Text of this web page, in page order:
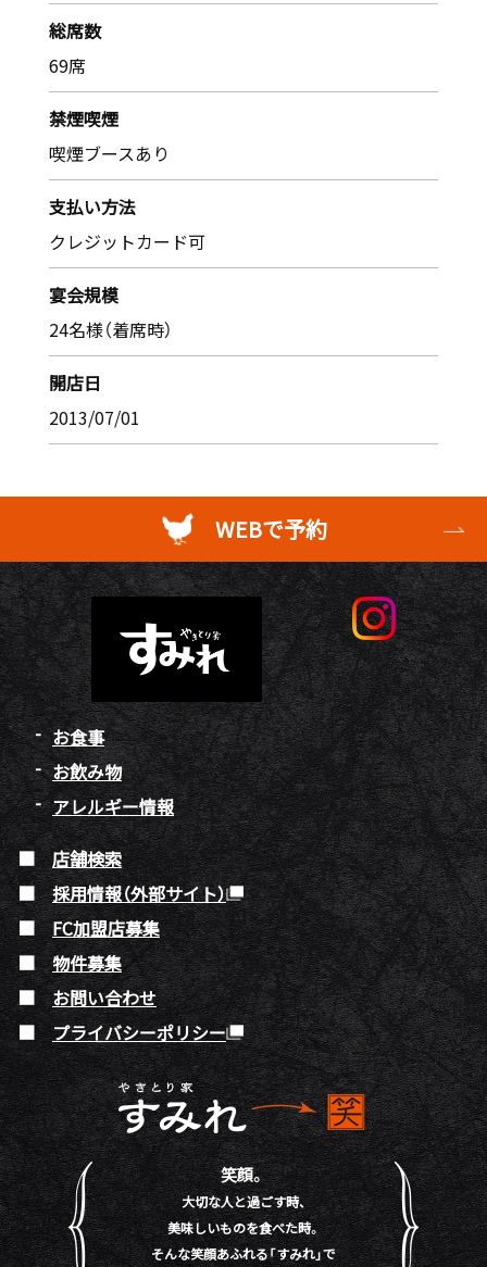
総席数
69席
禁煙喫煙
喫煙ブースあり
支払い方法
クレジットカード可
宴会規模
24名様（着席時）
開店日
2013/07/01
WEBで予約
お食事
お飲み物
アレルギー情報
店舗検索
採用情報（外部サイト）
FC加盟店募集
物件募集
お問い合わせ
プライバシーポリシー
笑顔。
大切な人と過ごす時、
美味しいものを食べた時。
そんな笑顔あふれる「すみれ」で